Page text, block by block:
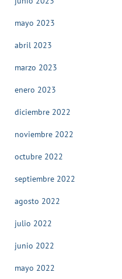
mayo 2023
abril 2023
marzo 2023
enero 2023
diciembre 2022
noviembre 2022
octubre 2022
septiembre 2022
agosto 2022
julio 2022
junio 2022
mayo 2022